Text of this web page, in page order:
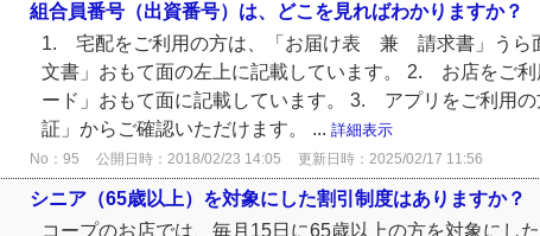
組合員番号（出資番号）は、どこを見ればわかりますか？
1. 宅配をご利用の方は、「お届け表 兼 請求書」うら
文書」おもて面の左上に記載しています。 2. お店をご利
ード」おもて面に記載しています。 3. アプリをご利用の
証」からご確認いただけます。 ... 詳細表示
No：95 公開日時：2018/02/23 14:05 更新日時：2025/02/17 11:56
シニア（65歳以上）を対象にした割引制度はありますか？
コープのお店では、毎月15日に65歳以上の方を対象にし